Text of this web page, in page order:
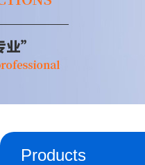
Products